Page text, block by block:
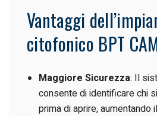
Vantaggi
citofonico BPT
Maggiore Sicurezza: Il
consente di identificare chi
prima di aprire,